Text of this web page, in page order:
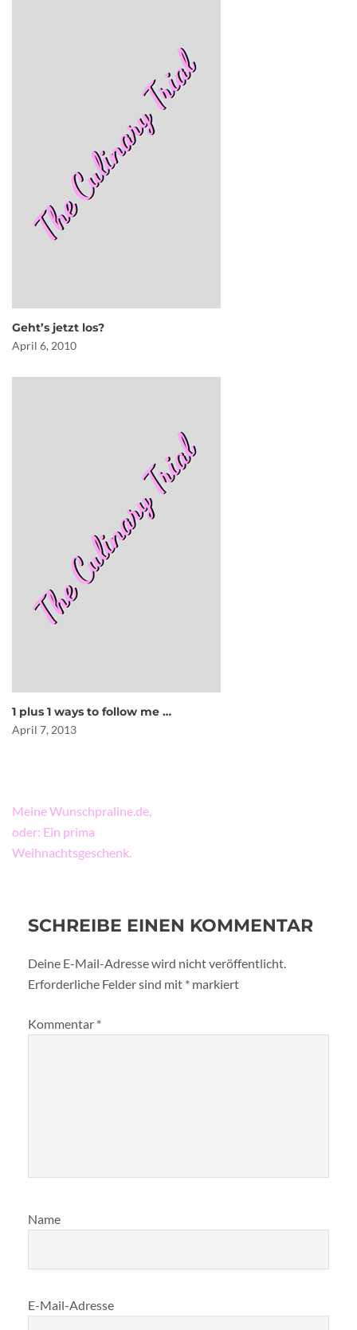
Geht’s jetzt los?
April 6, 2010
1 plus 1 ways to follow me …
April 7, 2013
Beitragsnavigation
Meine Wunschpraline.de,
oder: Ein prima
Weihnachtsgeschenk.
SCHREIBE EINEN KOMMENTAR
Deine E-Mail-Adresse wird nicht veröffentlicht.
Erforderliche Felder sind mit * markiert
Kommentar *
Name
E-Mail-Adresse